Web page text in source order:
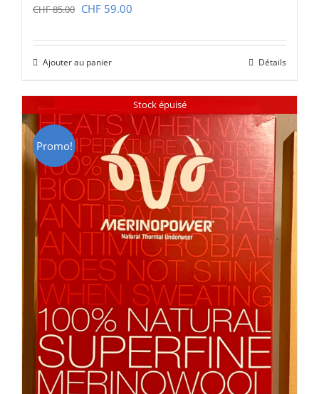
CHF85.00 Le
était :
CHF 85.00.
CHF 59.00
CHF 59.00.
Ajouter au panier Détails
Stock épuisé
Promo!